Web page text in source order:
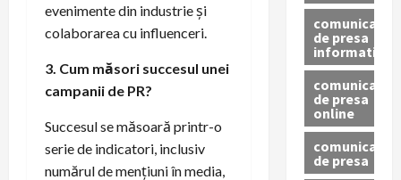
evenimente din industrie și
colaborarea cu influenceri.
3. Cum măsori succesul unei
campanii de PR?
Succesul se măsoară printr-o
serie de indicatori, inclusiv
numărul de mențiuni în media,
comunicat
de presa
informativ
comunicat
de presa
online
comunicate
de presa